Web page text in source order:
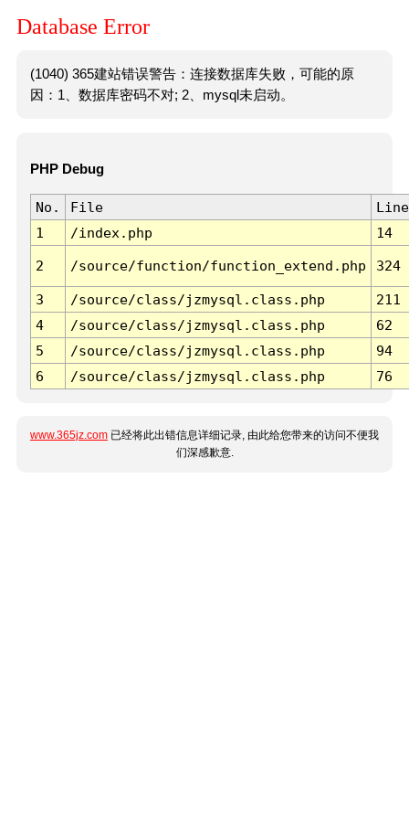
Database Error
(1040) 365建站错误警告：连接数据库失败，可能的原
因：1、数据库密码不对; 2、mysql未启动。
PHP Debug
No. File
Line
1
/index.php 14
2 /source/function/function_extend.php 324
3 /source/class/jzmysql.class.php
211
4
/source/class/jzmysql.class.php
62
5
/source/class/jzmysql.class.php
94
6
/source/class/jzmysql.class.php 76
www.365jz.com 已经将此出错信息详细记录, 由此给您带来的访问不便我
们深感歉意.